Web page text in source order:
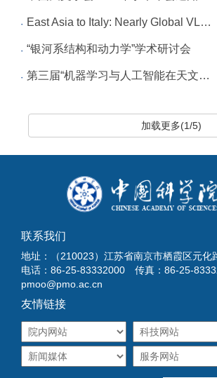
East Asia to Italy: Nearly Global VLBI – 2025 Workshop
“银河系结构和动力学”学术研讨会
第三届“机器学习与人工智能在天文学中的应用”会议（第一轮通知）
加载更多(1/5)
联系我们
地址：（210023）江苏省南京市栖霞区元化
电话：86-25-83332000 传真：86-25-
pmoo@pmo.ac.cn
友情链接